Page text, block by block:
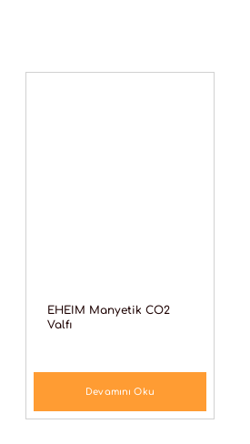
EHEIM Manyetik CO2
Valfı
Devamını Oku